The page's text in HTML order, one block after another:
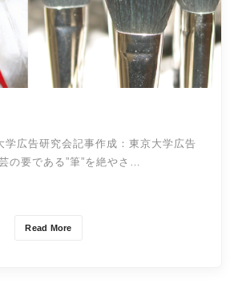
学広告研究会記事作成：東京大学広告
の要である”筆”を絶やさ…
Read More